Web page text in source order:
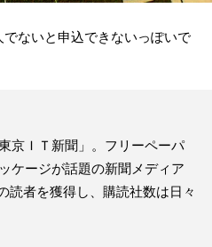
ないと申込できないっぽいで
京ＩＴ新聞」。フリーペーパ
ケージが話題の新聞メディア
読者を獲得し、購読社数は日々